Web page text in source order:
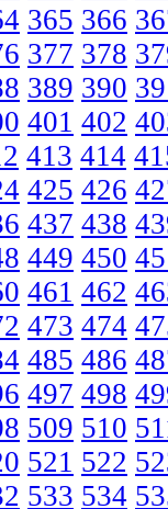
365 366
377 378
389 390
401 402
413 414
425 426
437 438
449 450
461 462
473 474
485 486
497 498
509 510
521 522
533 534